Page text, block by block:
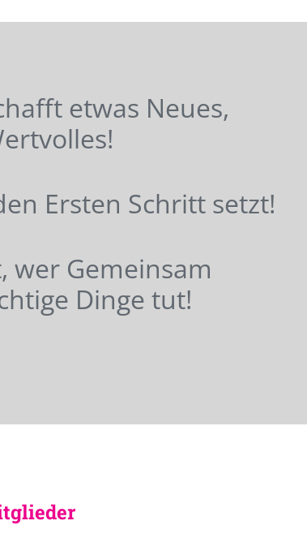
etwas Neues,
Ersten Schritt setzt!
wer Gemeinsam
Dinge tut!